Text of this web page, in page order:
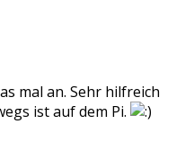
mal an. Sehr hilfreich
ist auf dem Pi.